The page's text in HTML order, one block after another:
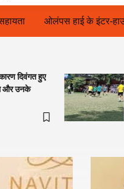
टूर्नामेंट में रिग हाउस बना चैंपियन
दिवंगत हुए
और उनके